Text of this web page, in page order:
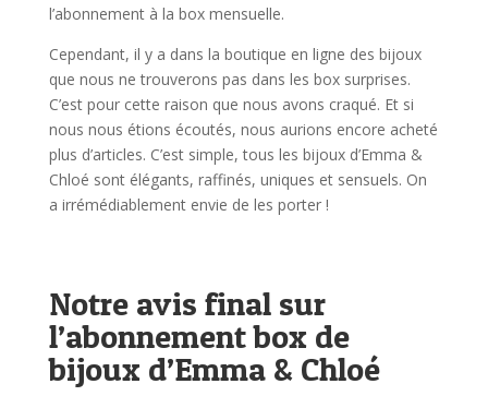
l’abonnement à la box mensuelle.
Cependant, il y a dans la boutique en ligne des bijoux
que nous ne trouverons pas dans les box surprises.
C’est pour cette raison que nous avons craqué. Et si
nous nous étions écoutés, nous aurions encore acheté
plus d’articles. C’est simple, tous les bijoux d’Emma &
Chloé sont élégants, raffinés, uniques et sensuels. On
a irrémédiablement envie de les porter !
Notre avis final sur
l’abonnement box de
bijoux d’Emma & Chloé